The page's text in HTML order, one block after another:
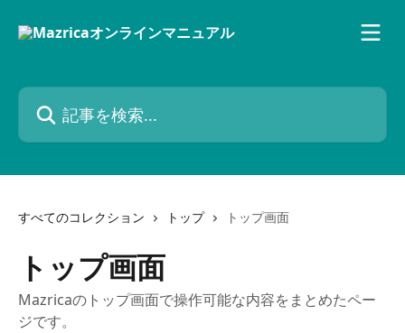
記事を検索...
すべてのコレクション トップ トップ画面
トップ画面
Mazricaのトップ画面で操作可能な内容をまとめたペー
ジです。